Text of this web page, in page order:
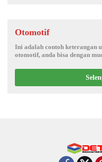
Otomotif
Ini adalah contoh keterangan
otomotif, anda bisa dengan